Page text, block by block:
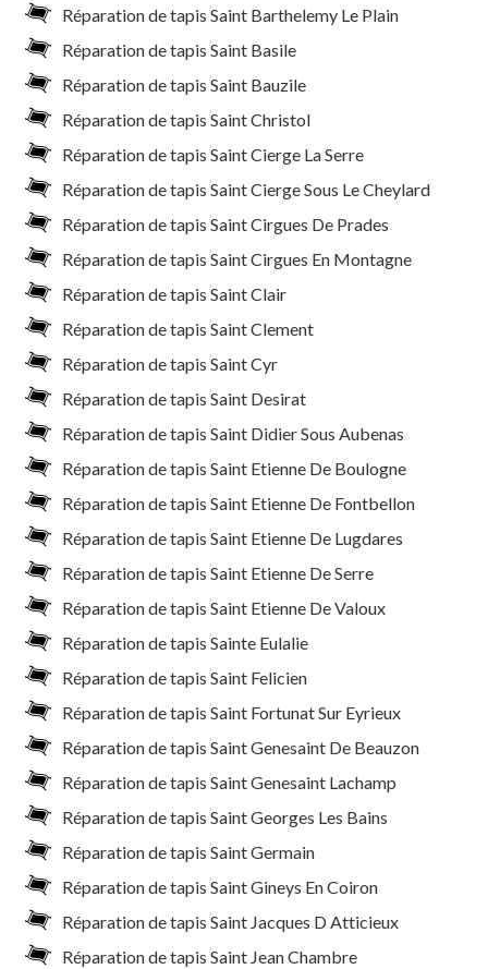
Réparation de tapis Saint Barthelemy Le Plain
Réparation de tapis Saint Basile
Réparation de tapis Saint Bauzile
Réparation de tapis Saint Christol
Réparation de tapis Saint Cierge La Serre
Réparation de tapis Saint Cierge Sous Le Cheylard
Réparation de tapis Saint Cirgues De Prades
Réparation de tapis Saint Cirgues En Montagne
Réparation de tapis Saint Clair
Réparation de tapis Saint Clement
Réparation de tapis Saint Cyr
Réparation de tapis Saint Desirat
Réparation de tapis Saint Didier Sous Aubenas
Réparation de tapis Saint Etienne De Boulogne
Réparation de tapis Saint Etienne De Fontbellon
Réparation de tapis Saint Etienne De Lugdares
Réparation de tapis Saint Etienne De Serre
Réparation de tapis Saint Etienne De Valoux
Réparation de tapis Sainte Eulalie
Réparation de tapis Saint Felicien
Réparation de tapis Saint Fortunat Sur Eyrieux
Réparation de tapis Saint Genesaint De Beauzon
Réparation de tapis Saint Genesaint Lachamp
Réparation de tapis Saint Georges Les Bains
Réparation de tapis Saint Germain
Réparation de tapis Saint Gineys En Coiron
Réparation de tapis Saint Jacques D Atticieux
Réparation de tapis Saint Jean Chambre